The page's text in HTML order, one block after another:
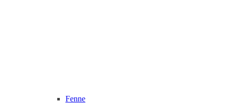
Fenne